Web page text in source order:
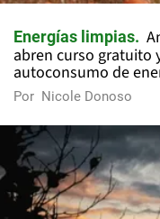
Energías limpias
abren curso gratuito
autoconsumo de
Por Nicole Donoso